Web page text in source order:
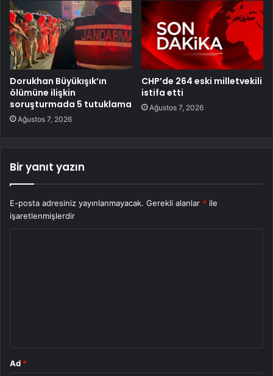
Dorukhan Büyükışık’ın
ölümüne ilişkin
soruşturmada 5 tutuklama
Ağustos 7, 2026
CHP’de 264 eski milletvekili
istifa etti
Ağustos 7, 2026
Bir yanıt yazın
E-posta adresiniz yayınlanmayacak. Gerekli alanlar * ile
işaretlenmişlerdir
Ad *